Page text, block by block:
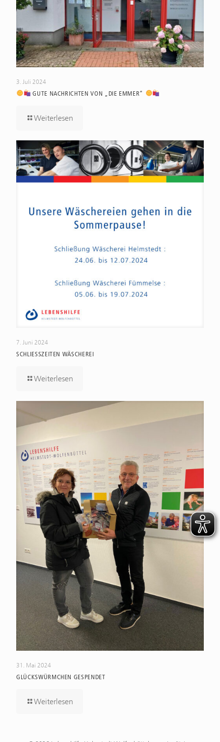
3. Juli 2024
GUTE NACHRICHTEN VON „DIE EMMER“
Weiterlesen
7. Juni 2024
SCHLIESSZEITEN WÄSCHEREI
Weiterlesen
31. Mai 2024
GLÜCKSWÜRMCHEN GESPENDET
Weiterlesen